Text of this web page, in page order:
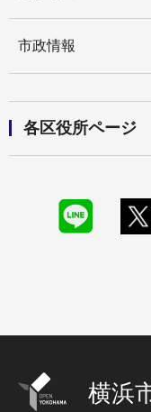
市政情報
各区役所ページ
横浜